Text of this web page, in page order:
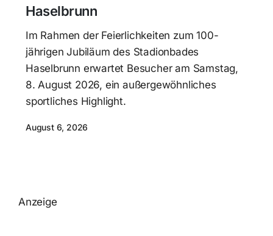
Haselbrunn
Im Rahmen der Feierlichkeiten zum 100-
jährigen Jubiläum des Stadionbades
Haselbrunn erwartet Besucher am Samstag,
8. August 2026, ein außergewöhnliches
sportliches Highlight.
August 6, 2026
Anzeige